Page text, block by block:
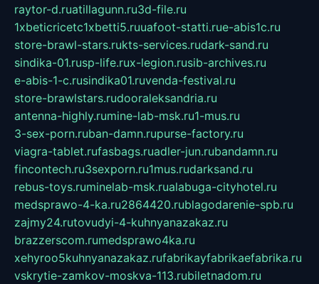
raytor-d.ruatillagunn.ru3d-file.ru
1xbeticricetc1xbetti5.ruuafoot-statti.rue-abis1c.ru
store-brawl-stars.rukts-services.rudark-sand.ru
sindika-01.rusp-life.rux-legion.rusib-archives.ru
e-abis-1-c.rusindika01.ruvenda-festival.ru
store-brawlstars.rudooraleksandria.ru
antenna-highly.rumine-lab-msk.ru1-mus.ru
3-sex-porn.ruban-damn.rupurse-factory.ru
viagra-tablet.rufasbags.ruadler-jun.rubandamn.ru
fincontech.ru3sexporn.ru1mus.rudarksand.ru
rebus-toys.ruminelab-msk.rualabuga-cityhotel.ru
medsprawo-4-ka.ru2864420.rublagodarenie-spb.ru
zajmy24.rutovudyi-4-kuhnyanazakaz.ru
brazzerscom.rumedsprawo4ka.ru
xehyroo5kuhnyanazakaz.rufabrikayfabrikaefabrika.ru
vskrytie-zamkov-moskva-113.rubiletnadom.ru